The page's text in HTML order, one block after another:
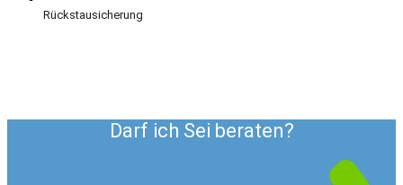
Rückstausicherung
Darf ich Sei beraten?